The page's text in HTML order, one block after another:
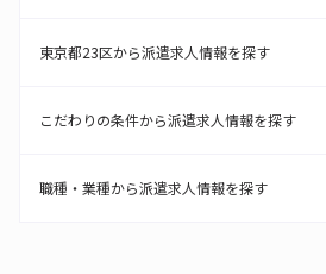
東京都23区から派遣求人情報を探す
こだわりの条件から派遣求人情報を探す
職種・業種から派遣求人情報を探す